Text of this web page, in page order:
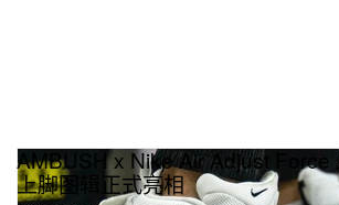
AMBUSH x Nike Air Adjust Force
上脚图辑正式亮相